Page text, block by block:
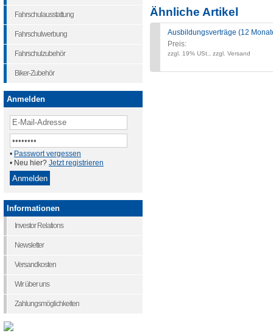
Ähnliche Artikel
Ausbildungsverträge (12
Preis:
zzgl. 19% USt., zzgl. Versand
Fahrschulausstattung
Fahrschulwerbung
Fahrschulzubehör
Biker-Zubehör
Anmelden
• Passwort vergessen
• Neu hier? Jetzt registrieren
Informationen
Investor Relations
Newsletter
Versandkosten
Wir über uns
Zahlungsmöglichkeiten